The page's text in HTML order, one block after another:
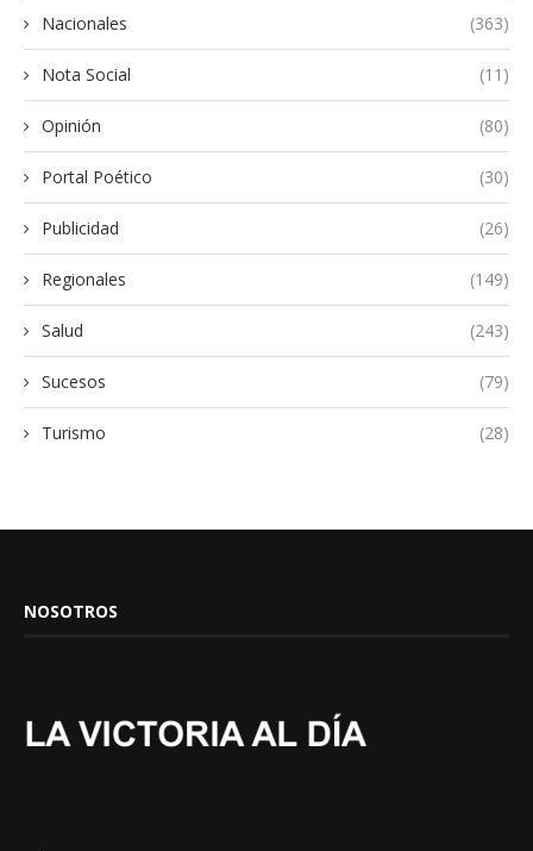
Nacionales (363)
Nota Social (11)
Opinión (80)
Portal Poético (30)
Publicidad (26)
Regionales (149)
Salud (243)
Sucesos (79)
Turismo (28)
NOSOTROS